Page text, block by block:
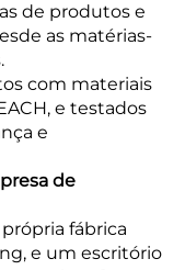
de produtos e
as matérias-
com materiais
e testados
e
de
fábrica
e um escritório